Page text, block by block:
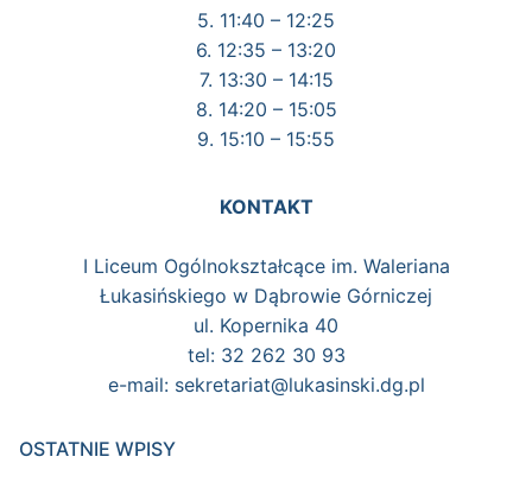
5. 11:40 – 12:25
6. 12:35 – 13:20
7. 13:30 – 14:15
8. 14:20 – 15:05
9. 15:10 – 15:55
KONTAKT
I Liceum Ogólnokształcące im. Waleriana
Łukasińskiego w Dąbrowie Górniczej
ul. Kopernika 40
tel: 32 262 30 93
e-mail: sekretariat@lukasinski.dg.pl
OSTATNIE WPISY